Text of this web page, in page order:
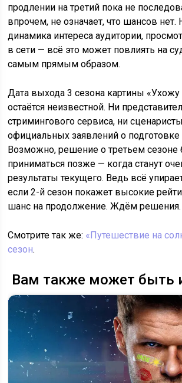
продлении на третий пока не
впрочем, не означает, что шансов нет.
динамика интереса аудитории,
в сети — всё это может повлиять на
самым прямым образом.
Дата выхода 3 сезона картины «Ухожу
остаётся неизвестной. Ни
стримингового сервиса, ни
официальных заявлений о
Возможно, решение о третьем сезоне
приниматься позже — когда станут
результаты текущего. Ведь всё
если 2-й сезон покажет высокие
шанс на продолжение. Ждём решения.
Смотрите так же: «Путешествие на
сезон.
Вам также может быть